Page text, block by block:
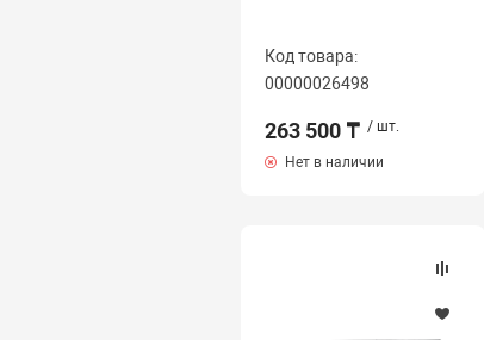
Код товара:
00000026498
263 500 ₸ / шт.
Нет в наличии